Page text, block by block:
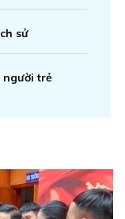
sử
người trẻ